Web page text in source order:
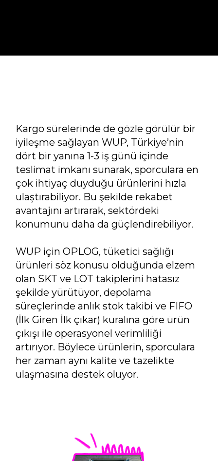
Kargo sürelerinde de gözle görülür bir
iyileşme sağlayan WUP, Türkiye’nin
dört bir yanına 1-3 iş günü içinde
teslimat imkanı sunarak, sporculara en
çok ihtiyaç duyduğu ürünlerini hızla
ulaştırabiliyor. Bu şekilde rekabet
avantajını artırarak, sektördeki
konumunu daha da güçlendirebiliyor.
WUP için OPLOG, tüketici sağlığı
ürünleri söz konusu olduğunda elzem
olan SKT ve LOT takiplerini hatasız
şekilde yürütüyor, depolama
süreçlerinde anlık stok takibi ve FIFO
(İlk Giren İlk çıkar) kuralına göre ürün
çıkışı ile operasyonel verimliliği
artırıyor. Böylece ürünlerin, sporculara
her zaman aynı kalite ve tazelikte
ulaşmasına destek oluyor.